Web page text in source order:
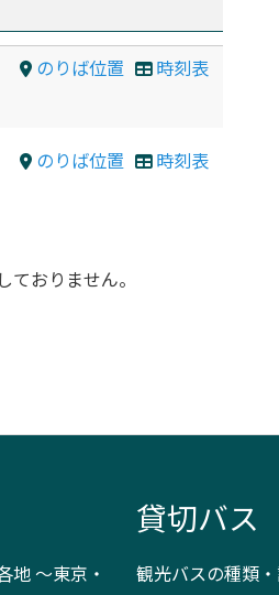
のりば位置 時刻表
のりば位置 時刻表
おりません。
地 ～東京・
貸切バス
観光バスの種類